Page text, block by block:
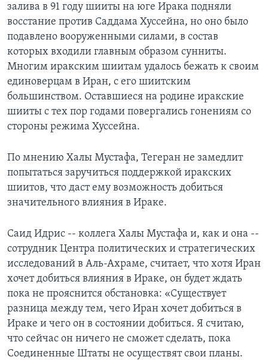
залива в 91 году шииты на юге Ирака подняли
восстание против Саддама Хуссейна, но оно было
подавлено вооруженными силами, в состав
которых входили главным образом сунниты.
Многим иракским шиитам удалось бежать к своим
единоверцам в Иран, с его шиитским
большинством. Оставшиеся на родине иракские
шииты с тех пор годами повергались гонениям со
стороны режима Хуссейна.
По мнению Халы Мустафа, Тегеран не замедлит
попытаться заручиться поддержкой иракских
шиитов, что даст ему возможность добиться
значительного влияния в Ираке.
Саид Идрис -- коллега Халы Мустафа и, как и она --
сотрудник Центра политических и стратегических
исследований в Аль-Ахраме, считает, что хотя Иран
хочет добиться влияния в Ираке, он будет ждать
пока не прояснится обстановка: «Существует
разница между тем, чего Иран хочет добиться в
Ираке и чего он в состоянии добиться. Я считаю,
что сейчас он ничего не сможет сделать, пока
Соединенные Штаты не осуществят свои планы.